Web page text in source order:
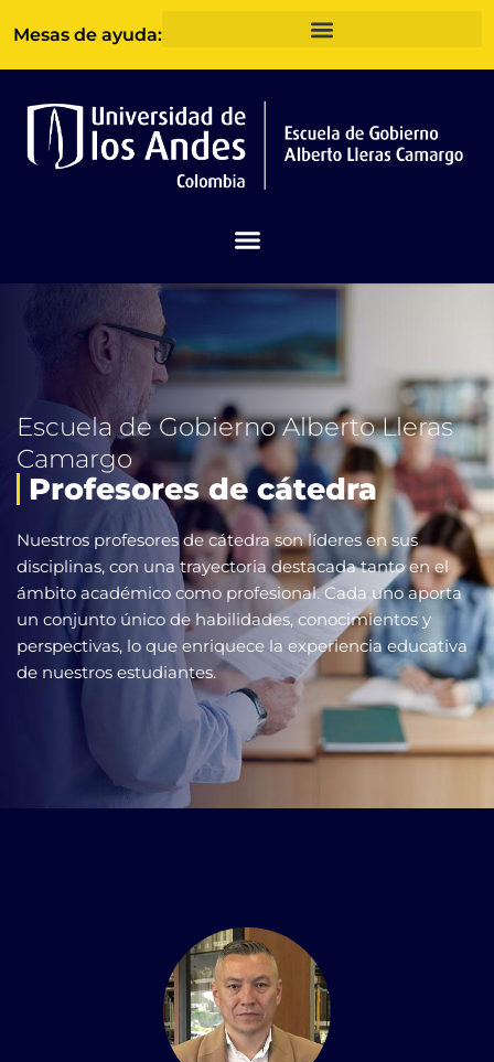
contenido
Mesas de ayuda:
Escuela de Gobierno Alberto Lleras
Camargo
Profesores de cátedra
Nuestros profesores de cátedra son líderes en sus
disciplinas, con una trayectoria destacada tanto en el
ámbito académico como profesional. Cada uno aporta
un conjunto único de habilidades, conocimientos y
perspectivas, lo que enriquece la experiencia educativa
de nuestros estudiantes.